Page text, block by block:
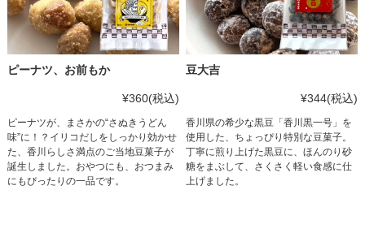
ピーナツ、お前もか
¥360(税込)
ピーナツが、まさかの“さぬきうどん
味”に！？イリコだしをしっかり効かせ
た、香川らしさ満点のご当地豆菓子が
誕生しました。おやつにも、おつまみ
にもぴったりの一品です。
豆大吉
¥344(税込)
香川県の希少な黒豆「香川黒一号」を
使用した、ちょっぴり特別な豆菓子。
丁寧に煎り上げた黒豆に、ほんのり砂
糖をまぶして、さくさく軽い食感に仕
上げました。